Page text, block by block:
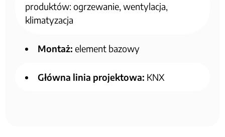
produktów: ogrzewanie, wentylacja,
klimatyzacja
Montaż: element bazowy
Główna linia projektowa: KNX